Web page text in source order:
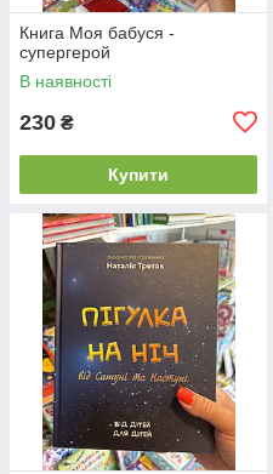
Книга Моя бабуся -
супергерой
В наявності
230 ₴
Купити